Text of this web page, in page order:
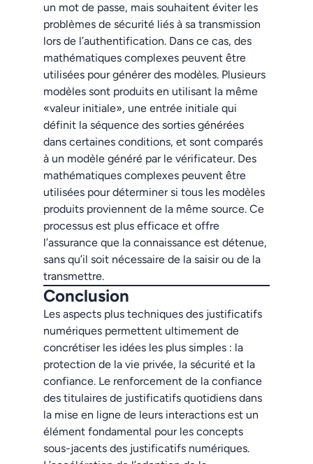
un mot de passe, mais souhaitent éviter les
problèmes de sécurité liés à sa transmission
lors de l’authentification. Dans ce cas, des
mathématiques complexes peuvent être
utilisées pour générer des modèles. Plusieurs
modèles sont produits en utilisant la même
«valeur initiale», une entrée initiale qui
définit la séquence des sorties générées
dans certaines conditions, et sont comparés
à un modèle généré par le vérificateur. Des
mathématiques complexes peuvent être
utilisées pour déterminer si tous les modèles
produits proviennent de la même source. Ce
processus est plus efficace et offre
l’assurance que la connaissance est détenue,
sans qu’il soit nécessaire de la saisir ou de la
transmettre.
Conclusion
Les aspects plus techniques des justificatifs
numériques permettent ultimement de
concrétiser les idées les plus simples : la
protection de la vie privée, la sécurité et la
confiance. Le renforcement de la confiance
des titulaires de justificatifs quotidiens dans
la mise en ligne de leurs interactions est un
élément fondamental pour les concepts
sous-jacents des justificatifs numériques.